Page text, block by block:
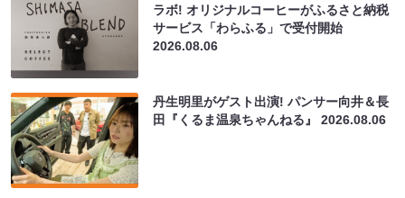
ラボ! オリジナルコーヒーがふるさと納税
サービス「わらふる」で受付開始
2026.08.06
丹生明里がゲスト出演! パンサー向井＆長
田『くるま温泉ちゃんねる』2026.08.06